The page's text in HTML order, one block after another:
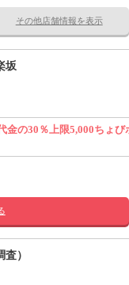
その他店舗情報を表示
坂
金の30％上限5,000ちょび
）